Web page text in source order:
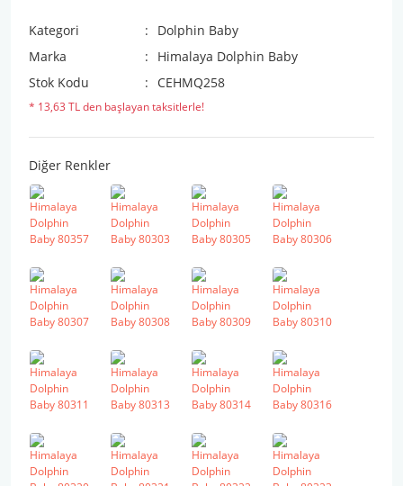
Kategori
Dolphin Baby
Marka
Himalaya Dolphin Baby
Stok Kodu
CEHMQ258
* 13,63 TL den başlayan taksitlerle!
Diğer Renkler